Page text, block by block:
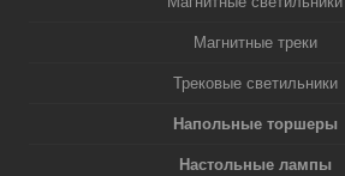
Магнитные треки
Трековые светильники
Напольные торшеры
Настольные лампы